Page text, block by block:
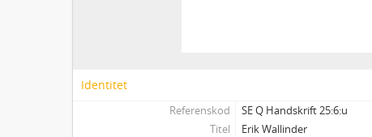
Identitet
Referenskod
SE Q Handskrift 25:6:u
Titel
Erik Wallinder